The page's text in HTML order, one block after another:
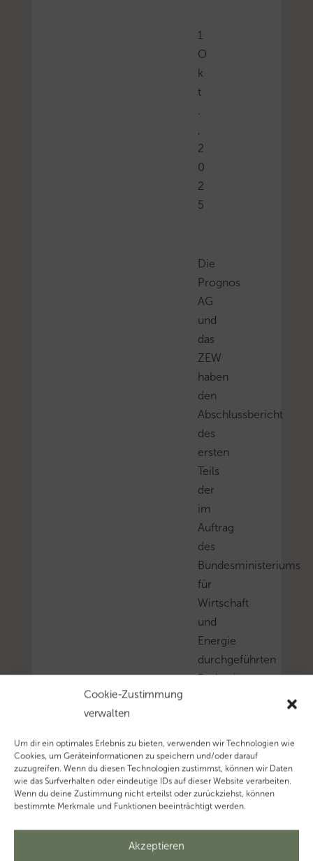
Cookie-Zustimmung
verwalten
Um dir ein optimales Erlebnis zu bieten, verwenden wir Technologien wie
Cookies, um Geräteinformationen zu speichern und/oder darauf
zuzugreifen. Wenn du diesen Technologien zustimmst, können wir Daten
wie das Surfverhalten oder eindeutige IDs auf dieser Website verarbeiten.
Wenn du deine Zustimmung nicht erteilst oder zurückziehst, können
bestimmte Merkmale und Funktionen beeinträchtigt werden.
Akzeptieren
1
O
k
t
2
0
2
5
Die
Prognos
AG
und
das
ZEW
haben
den
Abschlussbericht
des
ersten
Teils
der
im
Auftrag
des
Bundesministeriums
für
Wirtschaft
und
Energie
durchgeführten
Evaluation
vorgelegt.
Mehr
zum
Thema
‚Coronavirus’…